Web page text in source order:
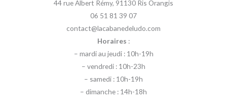
44 rue Albert Rémy, 91130 Ris Orangis
06 51 81 39 07
contact@lacabanedeludo.com
Horaires :
– mardi au jeudi : 10h-19h
– vendredi : 10h-23h
– samedi : 10h-19h
– dimanche : 14h-18h